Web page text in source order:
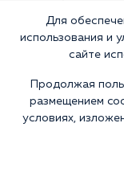
Вывод из запоя в
Нарколог на
Капельница
Капельница
Капельница
Для
использования и
сайте
Продолжая
размещением
условиях,